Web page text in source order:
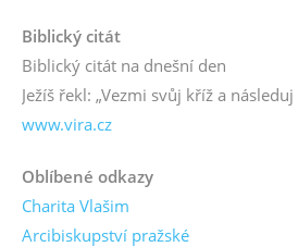
Biblický citát
Biblický citát na dnešní den
Ježíš řekl: „Vezmi svůj kříž a následuj
www.vira.cz
Oblíbené odkazy
Charita Vlašim
Arcibiskupství pražské